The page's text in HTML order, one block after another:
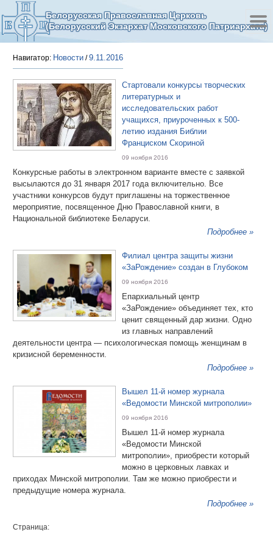
Белорусская Православная Церковь
(Белорусский Экзархат Московского Патриархата)
Навигатор: Новости /9.11.2016
Стартовали конкурсы творческих
литературных и
исследовательских работ
учащихся, приуроченных к 500-
летию издания Библии
Франциском Скориной
09 ноября 2016
Конкурсные работы в электронном варианте вместе с заявкой
высылаются до 31 января 2017 года включительно. Все
участники конкурсов будут приглашены на торжественное
мероприятие, посвященное Дню Православной книги, в
Национальной библиотеке Беларуси.
Подробнее »
Филиал центра защиты жизни
«ЗаРождение» создан в Глубоком
09 ноября 2016
Епархиальный центр
«ЗаРождение» объединяет тех, кто
ценит священный дар жизни. Одно
из главных направлений
деятельности центра — психологическая помощь женщинам в
кризисной беременности.
Подробнее »
Вышел 11-й номер журнала
«Ведомости Минской митрополии»
09 ноября 2016
Вышел 11-й номер журнала
«Ведомости Минской
митрополии», приобрести который
можно в церковных лавках и
приходах Минской митрополии. Там же можно приобрести и
предыдущие номера журнала.
Подробнее »
Страница: